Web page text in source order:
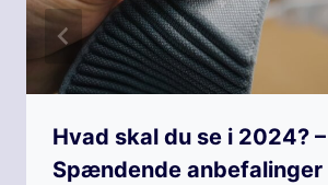
Hvad skal du se i 2024? –
Spændende anbefalinger